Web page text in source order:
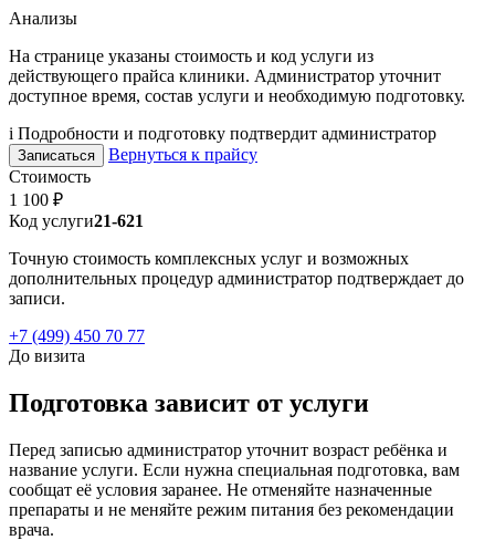
Анализы
На странице указаны стоимость и код услуги из
действующего прайса клиники. Администратор уточнит
доступное время, состав услуги и необходимую подготовку.
i Подробности и подготовку подтвердит администратор
Записаться
Вернуться к прайсу
Стоимость
1 100 ₽
Код услуги21-621
Точную стоимость комплексных услуг и возможных
дополнительных процедур администратор подтверждает до
записи.
+7 (499) 450 70 77
До визита
Подготовка зависит от услуги
Перед записью администратор уточнит возраст ребёнка и
название услуги. Если нужна специальная подготовка, вам
сообщат её условия заранее. Не отменяйте назначенные
препараты и не меняйте режим питания без рекомендации
врача.